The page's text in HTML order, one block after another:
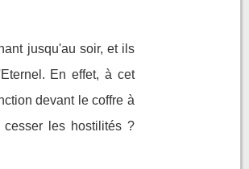
jusqu'au soir, et ils
En effet, à cet
devant le coffre à
les hostilités ?